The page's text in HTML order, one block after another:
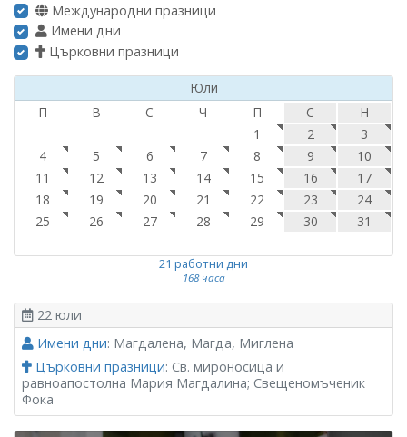
Международни празници
Имени дни
Църковни празници
Юли
П
В С Ч П С
Н
1
2
3
4
5 6 7 8 9
10
11
12 13 14 15 16
17
18
19 20 21 22 23
24
25
26 27 28 29 30 31
21 работни дни
168 часа
22 юли
Имени дни: Магдалена, Магда, Миглена
Църковни празници: Св. мироносица и
равноапостолна Мария Магдалина; Свещеномъченик
Фока